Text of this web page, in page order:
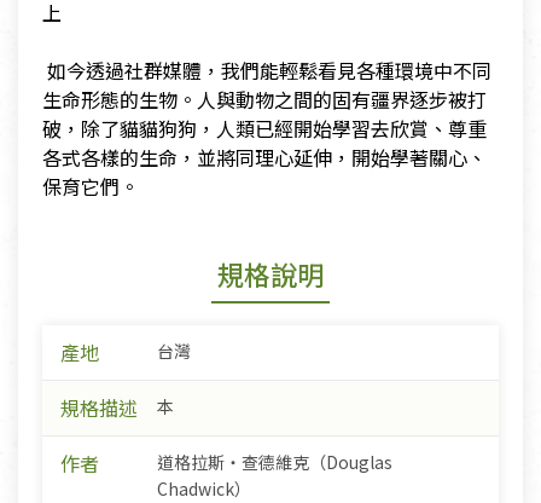
上
​ 如今透過社群媒體，我們能輕鬆看見各種環境中不同
生命形態的生物。人與動物之間的固有疆界逐步被打
破，除了貓貓狗狗，人類已經開始學習去欣賞、尊重
各式各樣的生命，並將同理心延伸，開始學著關心、
保育它們。
規格說明
產地 台灣
規格描述 本
作者
道格拉斯‧查德維克（Douglas
Chadwick）